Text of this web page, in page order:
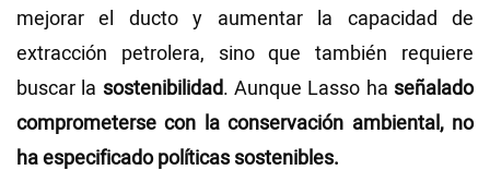
mejorar el ducto y aumentar la capacidad de
extracción petrolera, sino que también requiere
buscar la sostenibilidad. Aunque Lasso haseñalado
comprometerse con la conservación ambiental, no
ha especificado políticas sostenibles.